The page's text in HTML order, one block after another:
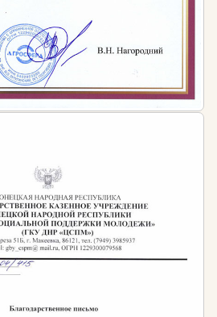
создавать функциональные
проекты
территорий. Освоите
от анализа участка до
и презентации проекта
и реконструкции
архитектуры, включая
площадок, подпорных стен,
форм. Особое
выбору материалов и
населенных мест. Вы